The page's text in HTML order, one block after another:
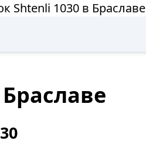
Shtenli 1030 в Браславе